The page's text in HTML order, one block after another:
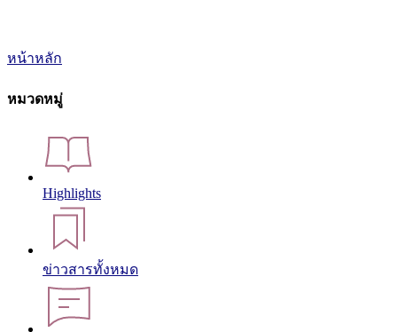
หน้าหลัก
หมวดหมู่
Highlights
ข่าวสารทั้งหมด